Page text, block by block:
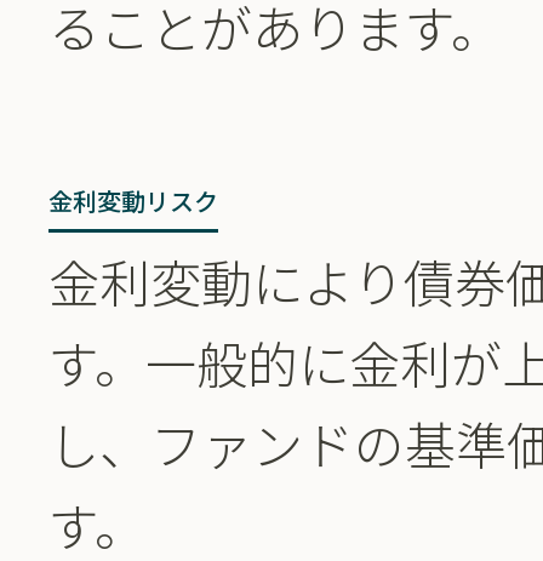
ることがあります。
金利変動リスク
金利変動により債券
す。一般的に金利が
し、ファンドの基準
す。